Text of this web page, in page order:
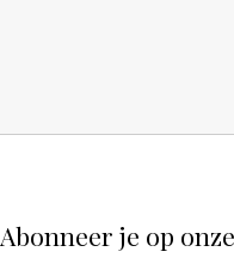
Abonneer je op